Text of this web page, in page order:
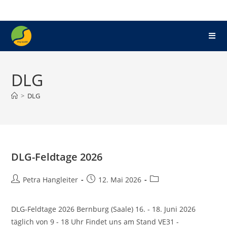
DLG
> DLG
DLG-Feldtage 2026
Petra Hangleiter 12. Mai 2026
DLG-Feldtage 2026 Bernburg (Saale) 16. - 18. Juni 2026
täglich von 9 - 18 Uhr Findet uns am Stand VE31 -